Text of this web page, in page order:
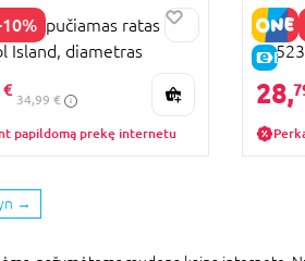
pripučiamas ratas Pop
Island, diametras
€
34,99 €
papildomą prekę internetu
E-
41523
28,
→